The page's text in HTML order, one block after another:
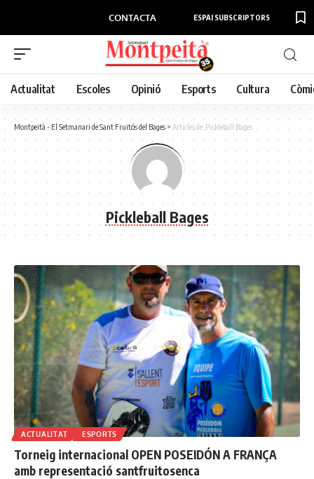
CONTACTA ESPAI SUBSCRIPTORS
Actualitat Escoles Opinió Esports Cultura
Montpeità - El Setmanari de Sant Fruitós del Bages > Articles de: Pickleball Bages
Pickleball Bages
ACTUALITAT ESPORTS
Torneig internacional OPEN POSEIDÓN A FRANÇA
amb representació santfruitosenca